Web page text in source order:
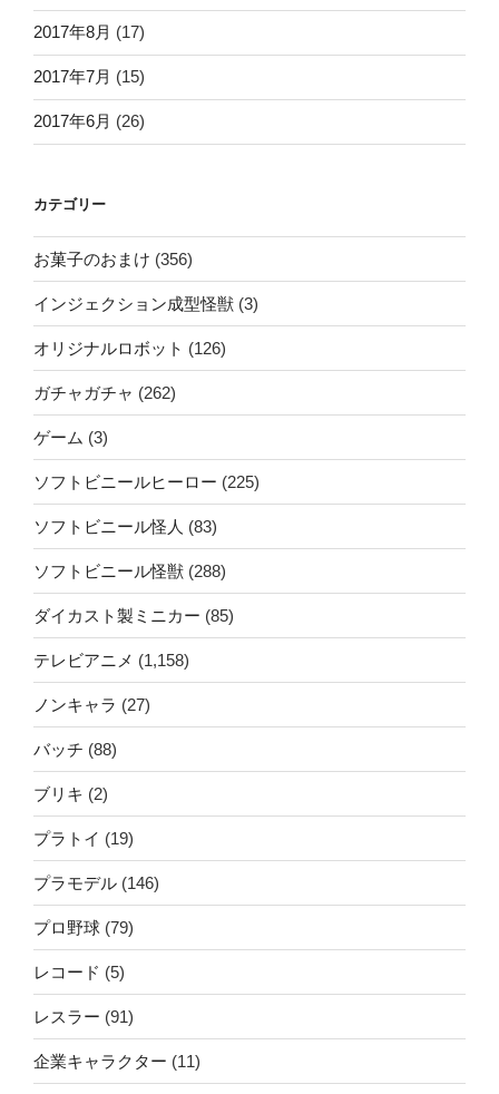
2017年8月 (17)
2017年7月 (15)
2017年6月 (26)
カテゴリー
お菓子のおまけ (356)
インジェクション成型怪獣 (3)
オリジナルロボット (126)
ガチャガチャ (262)
ゲーム (3)
ソフトビニールヒーロー (225)
ソフトビニール怪人 (83)
ソフトビニール怪獣 (288)
ダイカスト製ミニカー (85)
テレビアニメ (1,158)
ノンキャラ (27)
バッチ (88)
ブリキ (2)
プラトイ (19)
プラモデル (146)
プロ野球 (79)
レコード (5)
レスラー (91)
企業キャラクター (11)